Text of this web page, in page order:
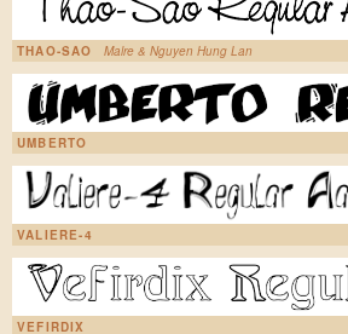
THAO-SAO Malre & Nguyen Hung Lan
UMBERTO
VALIERE-4
VEFIRDIX